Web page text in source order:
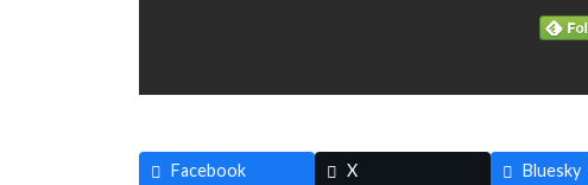
Facebook X Bluesky